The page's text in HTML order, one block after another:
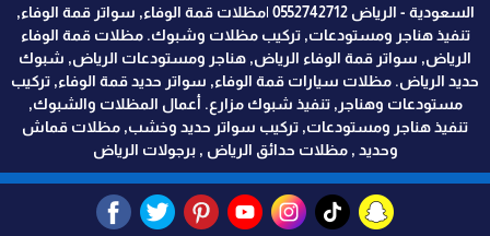
السعودية - الرياض 0552742712 |مظلات قمة الوفاء, سواتر قمة الوفاء,
تنفيذ هناجر ومستودعات, تركيب مظلات وشبوك. مظلات قمة الوفاء
الرياض, سواتر قمة الوفاء الرياض, هناجر ومستودعات الرياض, شبوك
حديد الرياض. مظلات سيارات قمة الوفاء, سواتر حديد قمة الوفاء, تركيب
مستودعات وهناجر, تنفيذ شبوك مزارع. أعمال المظلات والشبوك,
تنفيذ هناجر ومستودعات, تركيب سواتر حديد وخشب, مظلات قماش
وحديد , مظلات حدائق الرياض , برجولات الرياض